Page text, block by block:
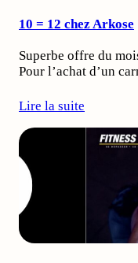
10 = 12 chez Arkose
Superbe offre du
Pour l’achat d’un
Lire la suite